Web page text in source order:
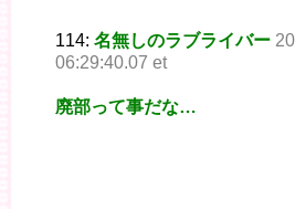
114: 名無しのラブライバー
06:29:40.07 et
廃部って事だな…